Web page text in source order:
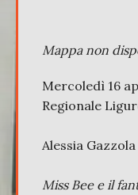
Mappa non
Mercoledì 16
Regionale
Alessia Gazzola
Miss Bee e il